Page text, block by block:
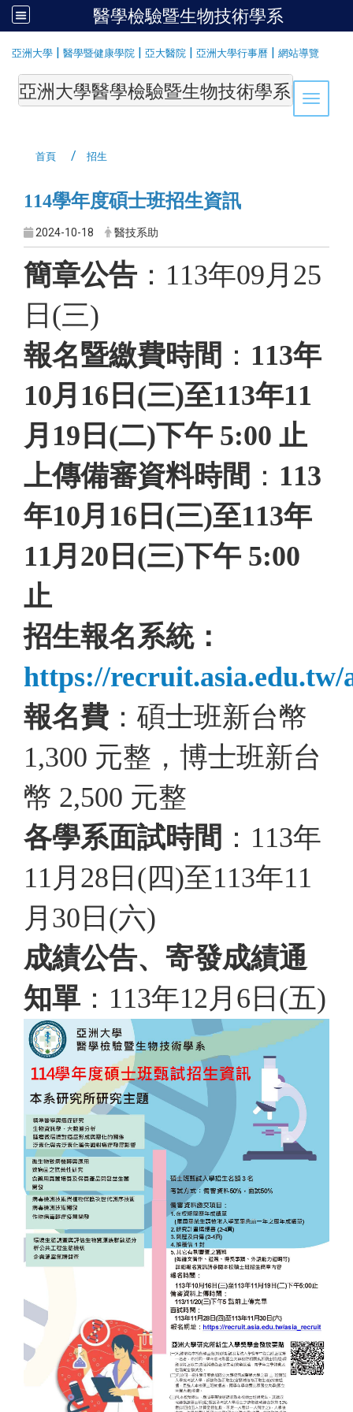
醫學檢驗暨生物技術學系
亞洲大學 | 醫學暨健康學院 | 亞大醫院 | 亞洲大學行事曆 | 網站導覽
Toggle
亞洲大學醫學檢驗暨生物技術學系
首頁 招生
114學年度碩士班招生資訊
2024-10-18 醫技系助
簡章公告 ：113年09月25
日(三)
報名暨繳費時間 ： 113年
10月16日(三)至113年11
月19日(二)下午 5:00 止
上傳備審資料時間 ： 113
年10月16日(三)至113年
11月20日(三)下午 5:00
止
招生報名系統：
https://recruit.asia.edu.tw/
報名費 ：碩士班新台幣
1,300 元整，博士班新台
幣 2,500 元整
各學系面試時間 ：113年
11月28日(四)至113年11
月30日(六)
成績公告、寄發成績通
知單 ：113年12月6日(五)